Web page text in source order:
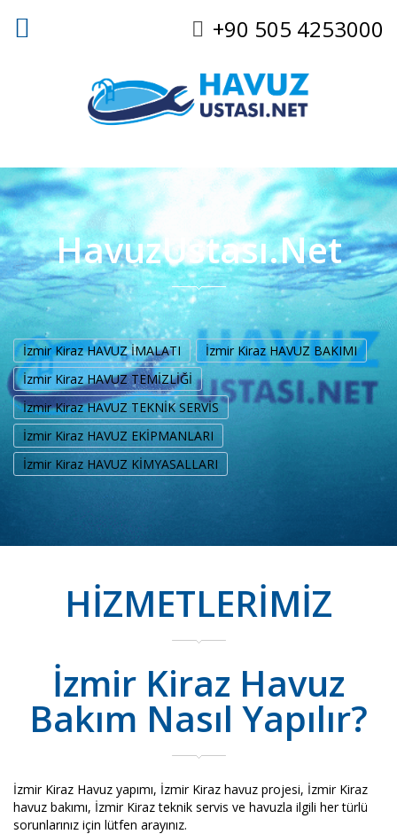
+90 505 4253000
HavuzUstası.Net
İzmir Kiraz HAVUZ İMALATI
İzmir Kiraz HAVUZ BAKIMI
İzmir Kiraz HAVUZ TEMİZLİĞİ
İzmir Kiraz HAVUZ TEKNİK SERVİS
İzmir Kiraz HAVUZ EKİPMANLARI
İzmir Kiraz HAVUZ KİMYASALLARI
HİZMETLERİMİZ
İzmir Kiraz Havuz
Bakım Nasıl Yapılır?
İzmir Kiraz Havuz yapımı, İzmir Kiraz havuz projesi, İzmir Kiraz
havuz bakımı, İzmir Kiraz teknik servis ve havuzla ilgili her türlü
sorunlarınız için lütfen arayınız.